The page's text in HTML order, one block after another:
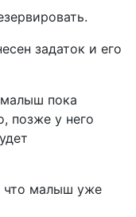
задаток и его
пока
позже у него
что малыш уже